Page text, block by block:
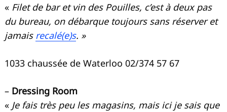
« Filet de bar et vin des Pouilles, c’est à deux pas
du bureau, on débarque toujours sans réserver et
jamais recalé(e)s. »
1033 chaussée de Waterloo 02/374 57 67
– Dressing Room
« Je fais très peu les magasins, mais ici je sais que